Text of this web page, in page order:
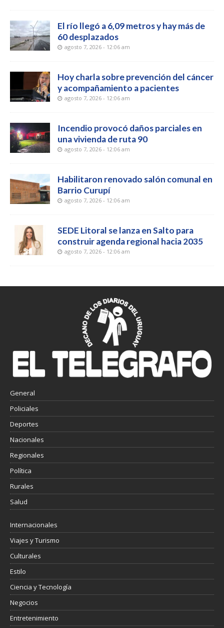
El río llegó a 6,09 metros y hay más de
60 desplazados
agosto 7, 2026 - 12:06 am
Hoy charla sobre prevención del cáncer
y acompañamiento a pacientes
agosto 7, 2026 - 12:06 am
Incendio provocó daños parciales en
una vivienda de ruta 90
agosto 7, 2026 - 12:06 am
Habilitaron renovado salón comunal en
Barrio Curupí
agosto 7, 2026 - 12:06 am
SEDE Litoral se lanza en Salto para
construir agenda regional hacia 2035
agosto 7, 2026 - 12:06 am
General
Policiales
Deportes
Nacionales
Regionales
Política
Rurales
Salud
Internacionales
Viajes y Turismo
Culturales
Estilo
Ciencia y Tecnología
Negocios
Entretenimiento